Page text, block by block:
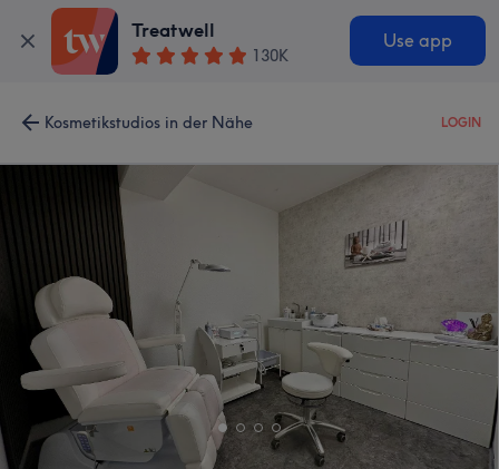
Treatwell
130K
Use app
Kosmetikstudios in der Nähe LOGIN